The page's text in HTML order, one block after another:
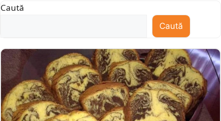
Caută
Caută